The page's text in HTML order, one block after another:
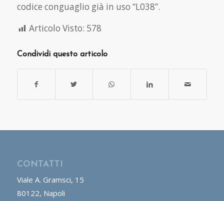
codice conguaglio già in uso “L038”.
Articolo Visto: 578
Condividi questo articolo
CONTATTI
Viale A. Gramsci, 15
80122, Napoli